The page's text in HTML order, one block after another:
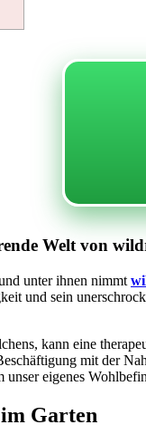
Welt von
unter ihnen nimmt
und sein
kann eine
mit der
eigenes
im Garten